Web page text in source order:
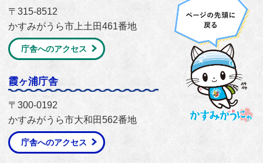
〒315-8512
かすみがうら市上土田461番地
庁舎へのアクセス
霞ヶ浦庁舎
〒300-0192
かすみがうら市大和田562番地
庁舎へのアクセス